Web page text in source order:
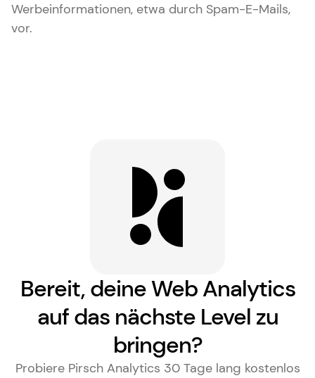
Werbeinformationen, etwa durch Spam-E-Mails,
vor.
Bereit, deine Web Analytics
auf das nächste Level zu
bringen?
Probiere Pirsch Analytics 30 Tage lang kostenlos